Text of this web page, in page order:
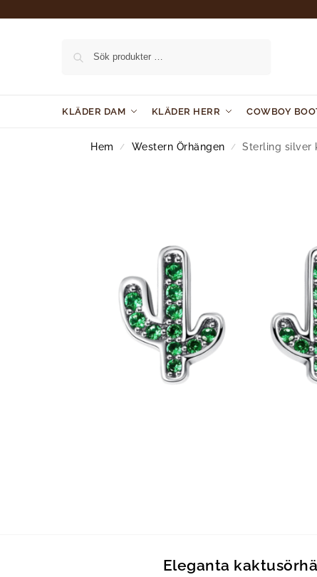
KLÄDER DAM KLÄDER HERR COWBOY
Hem / Western Örhängen / Sterling silver
Eleganta